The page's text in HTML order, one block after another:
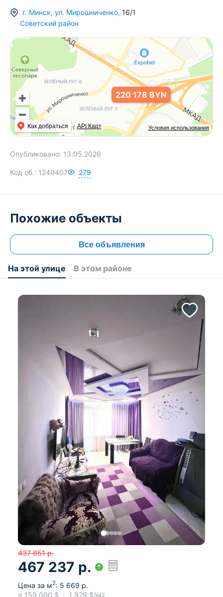
г. Минск, ул. Мирошниченко, 16/1
Советский район
Условия использования
Как добраться API Карт
1 172 502 BYN
790 000 BYN
220 178 BYN
Опубликовано: 13.05.2026
Код об.: 1240407 279
Похожие объекты
Все объявления
На этой улице В этом районе
437 851 р.
467 237 р.
Цена за м2: 5 669 р.
≈ 159 000 $ 1 929 $/м2